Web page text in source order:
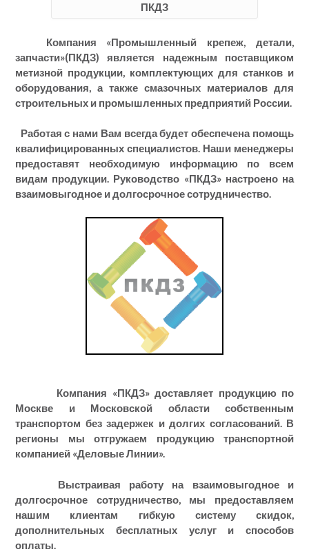
ПКДЗ
Компания «Промышленный крепеж, детали,
запчасти»(ПКДЗ) является надежным поставщиком
метизной продукции, комплектующих для станков и
оборудования, а также смазочных материалов для
строительных и промышленных предприятий России.
Работая с нами Вам всегда будет обеспечена помощь
квалифицированных специалистов. Наши менеджеры
предоставят необходимую информацию по всем
видам продукции. Руководство «ПКДЗ» настроено на
взаимовыгодное и долгосрочное сотрудничество.
Компания «ПКДЗ» доставляет продукцию по
Москве и Московской области собственным
транспортом без задержек и долгих согласований. В
регионы мы отгружаем продукцию транспортной
компанией «Деловые Линии».
Выстраивая работу на взаимовыгодное и
долгосрочное сотрудничество, мы предоставляем
нашим клиентам гибкую систему скидок,
дополнительных бесплатных услуг и способов
оплаты.